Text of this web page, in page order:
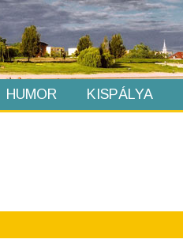
HUMOR KISPÁLYA